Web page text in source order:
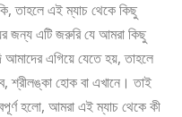
তাহলে এই ম্যাচ থেকে কিছু
জন্য এটি জরুরি যে আমরা কিছু
আমাদের এগিয়ে যেতে হয়, তাহলে
শ্রীলঙ্কা হোক বা এখানে। তাই
হলো, আমরা এই ম্যাচ থেকে কী